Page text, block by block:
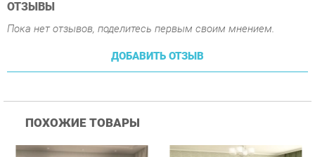
ПОХОЖИЕ ТОВАРЫ